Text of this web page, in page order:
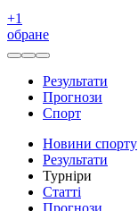
+1
обране
Результати
Прогнози
Спорт
Новини спорту
Результати
Турніри
Статті
Прогнози